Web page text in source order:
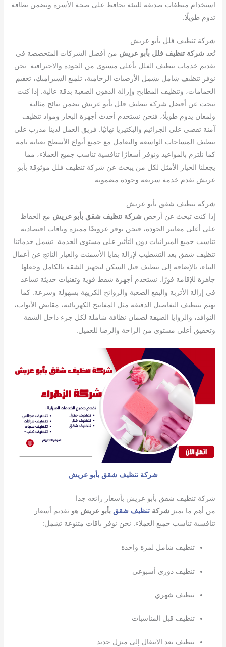
استخدام منظفات صديقة للبيئة تحافظ على صحة الأسرة وتضمن نظافة
تدوم طويلًا.
شركة تنظيف فلل بأبو عريش
تُعد شركة تنظيف فلل بأبو عريش من أفضل الشركات المتخصصة في
تقديم خدمات تنظيف الفلل بأعلى مستوى من الجودة والاحترافية. نحن
نوفر تنظيف شامل يشمل الأرضيات الرخامية، تلميع السيراميك، تعقيم
الحمامات، وتنظيف المطابخ وإزالة الدهون الصعبة بدقة عالية. إذا كنت
تبحث عن أفضل شركة تنظيف فلل بأبو عريش تضمن نتائج مثالية
ولمعان يدوم طويلًا، فنحن نستخدم أحدث أجهزة البخار ومواد تنظيف
آمنة تقضي على الجراثيم والبكتيريا نهائيًا. فريق العمل لدينا مدرب على
تنظيف المساحات الواسعة والتعامل مع جميع أنواع الأسطح بعناية تامة.
كما نلتزم بالمواعيد ونوفر أسعارًا تنافسية تناسب جميع العملاء، مما
يجعلنا الخيار الأمثل لكل من يبحث عن شركة تنظيف فلل موثوقة بأبو
عريش تقدم خدمة سريعة وجودة مضمونة.
شركة تنظيف شقق بأبو عريش
إذا كنت تبحث عن أرخص شركة تنظيف شقق بأبو عريش مع الحفاظ
على أعلى معايير الجودة، فنحن نوفر عروضًا مميزة وباقات اقتصادية
تناسب جميع الميزانيات دون التأثير على مستوى الخدمة. تشمل خدماتنا
تنظيف شقق بعد التشطيب لإزالة بقايا الأسمنت والغبار الناتج عن أعمال
البناء، بالإضافة إلى تنظيف قبل السكن لتجهيز الشقة بالكامل وجعلها
جاهزة للإقامة فورًا. نستخدم أجهزة شفط قوية وتقنيات حديثة تساعد
في إزالة الأتربة والبقع الصعبة والروائح الكريهة بسهولة وسرعة. كما
نهتم بتنظيف التفاصيل الدقيقة مثل المفاتيح الكهربائية، مقابض الأبواب،
النوافذ، والزوايا الضيقة لضمان نظافة شاملة لكل جزء داخل الشقة
وتحقيق أعلى مستوى من الراحة والرضا للعميل.
شركة تنظيف شقق بأبو عريش
شركة تنظيف شقق بأبو عريش بأسعار رائعه جدا
من أهم ما يميز شركةتنظيف شقق بأبو عريش هو تقديم أسعار
تنافسية تناسب جميع العملاء. نحن نوفر باقات متنوعة تشمل:
تنظيف شامل لمرة واحدة
تنظيف دوري أسبوعي
تنظيف شهري
تنظيف قبل المناسبات
تنظيف بعد الانتقال إلى منزل جديد